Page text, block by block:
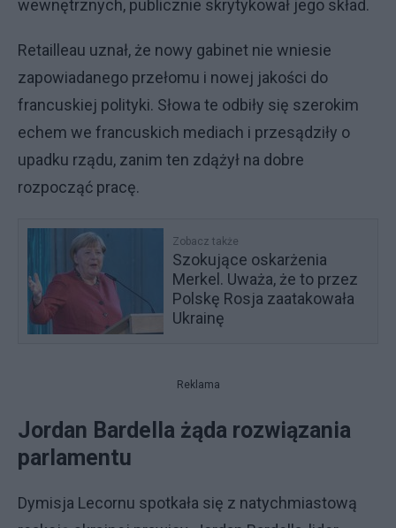
wewnętrznych, publicznie skrytykował jego skład.
Retailleau uznał, że nowy gabinet nie wniesie
zapowiadanego przełomu i nowej jakości do
francuskiej polityki. Słowa te odbiły się szerokim
echem we francuskich mediach i przesądziły o
upadku rządu, zanim ten zdążył na dobre
rozpocząć pracę.
Zobacz także
Szokujące oskarżenia
Merkel. Uważa, że to przez
Polskę Rosja zaatakowała
Ukrainę
Reklama
Jordan Bardella żąda rozwiązania
parlamentu
Dymisja Lecornu spotkała się z natychmiastową